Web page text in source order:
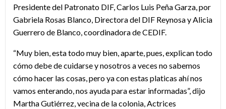
Presidente del Patronato DIF, Carlos Luis Peña Garza, por
Gabriela Rosas Blanco, Directora del DIF Reynosa y Alicia
Guerrero de Blanco, coordinadora de CEDIF.
“Muy bien, esta todo muy bien, aparte, pues, explican todo
cómo debe de cuidarse y nosotros a veces no sabemos
cómo hacer las cosas, pero ya con estas platicas ahí nos
vamos enterando, nos ayuda para estar informadas”, dijo
Martha Gutiérrez, vecina de la colonia, Actrices